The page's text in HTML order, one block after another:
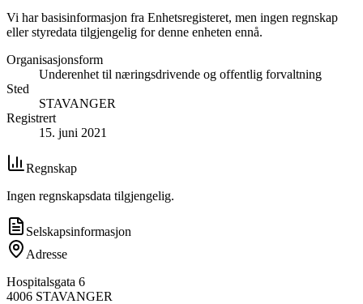
Vi har basisinformasjon fra Enhetsregisteret, men ingen regnskap
eller styredata tilgjengelig for denne enheten ennå.
Organisasjonsform
Underenhet til næringsdrivende og offentlig forvaltning
Sted
STAVANGER
Registrert
15. juni 2021
Regnskap
Ingen regnskapsdata tilgjengelig.
Selskapsinformasjon
Adresse
Hospitalsgata 6
4006 STAVANGER